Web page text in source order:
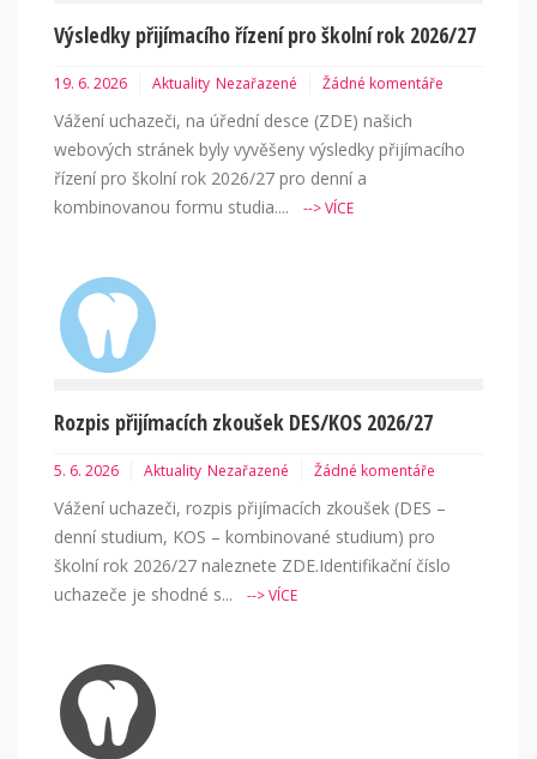
Výsledky přijímacího řízení pro školní rok 2026/27
19. 6. 2026 Aktuality Nezařazené Žádné komentáře
Vážení uchazeči, na úřední desce (ZDE) našich
webových stránek byly vyvěšeny výsledky přijímacího
řízení pro školní rok 2026/27 pro denní a
kombinovanou formu studia.... --> VÍCE
Rozpis přijímacích zkoušek DES/KOS 2026/27
5. 6. 2026 Aktuality Nezařazené Žádné komentáře
Vážení uchazeči, rozpis přijímacích zkoušek (DES –
denní studium, KOS – kombinované studium) pro
školní rok 2026/27 naleznete ZDE.Identifikační číslo
uchazeče je shodné s... --> VÍCE